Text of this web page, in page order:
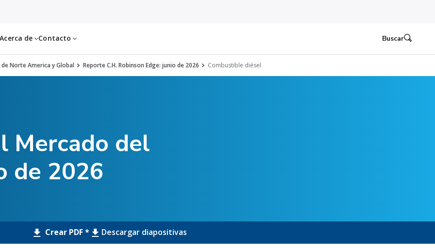
Acerca de Contacto Buscar
Norte America y Global Reporte C.H. Robinson Edge: junio de 2026 Combustible diésel
Mercado del
de 2026
Crear PDF * Descargar diapositivas